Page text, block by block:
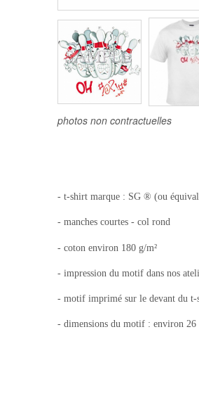
photos non contractuelles
- t-shirt marque : SG ® (ou
- manches courtes - col rond
- coton environ 180 g/m²
- impression du motif dans nos
- motif imprimé sur le devant du t-
- dimensions du motif : environ 26